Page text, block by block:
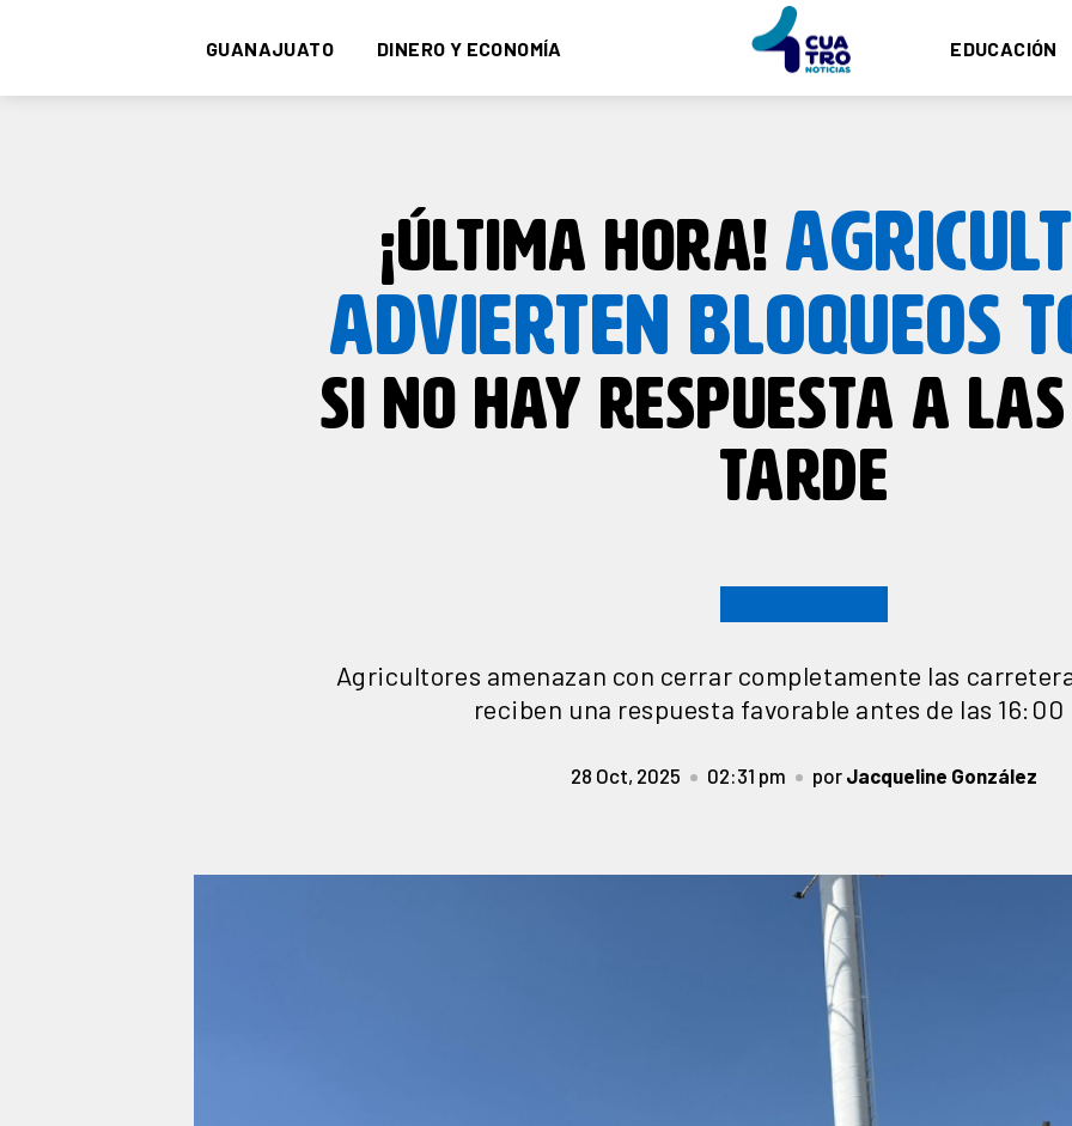
GUANAJUATO DINERO Y ECONOMÍA EDUCACIÓN
¡ÚLTIMA HORA!
ADVIERTEN BLOQUEOS
SI NO HAY RESPUESTA A
TARDE
Agricultores amenazan con cerrar completamente las
reciben una respuesta favorable antes de las 16:00
28 Oct, 2025 02:31 pm por Jacqueline González